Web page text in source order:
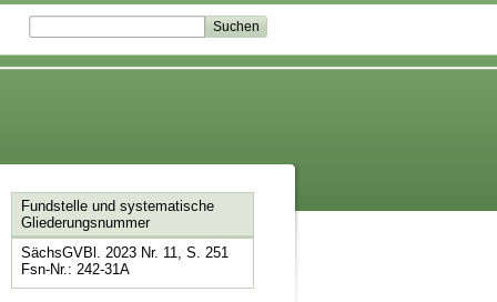
Fundstelle und systematische
Gliederungsnummer
SächsGVBl. 2023 Nr. 11, S. 251
Fsn-Nr.: 242-31A